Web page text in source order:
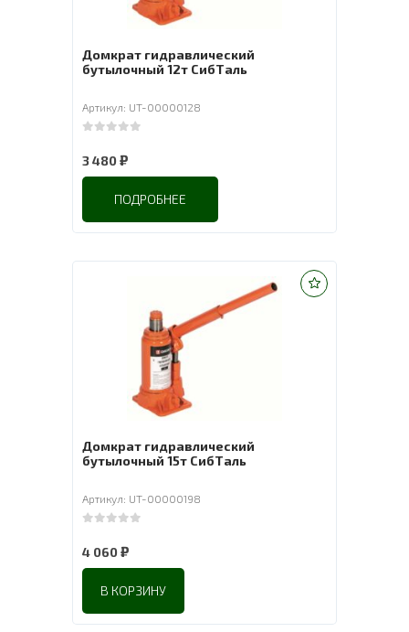
Домкрат гидравлический
бутылочный 12т СибТаль
Артикул: UT-00000128
3 480₽
ПОДРОБНЕЕ
Домкрат гидравлический
бутылочный 15т СибТаль
Артикул: UT-00000198
4 060₽
В КОРЗИНУ